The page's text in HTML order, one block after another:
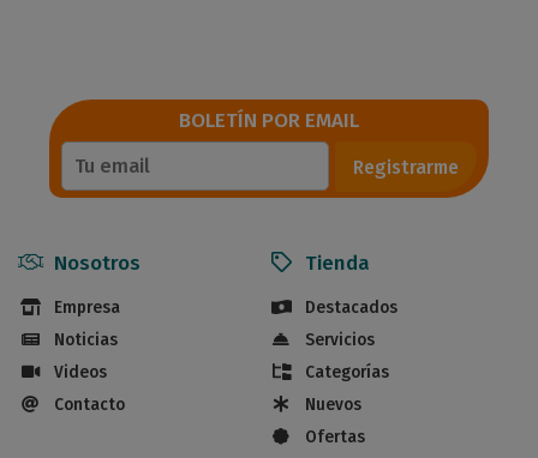
BOLETÍN POR EMAIL
Registrarme
Nosotros
Empresa
Noticias
Videos
Contacto
Tienda
Destacados
Servicios
Categorías
Nuevos
Ofertas